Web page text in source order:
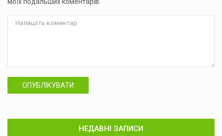
ОПУБЛІКУВАТИ
НЕДАВНІ ЗАПИСИ